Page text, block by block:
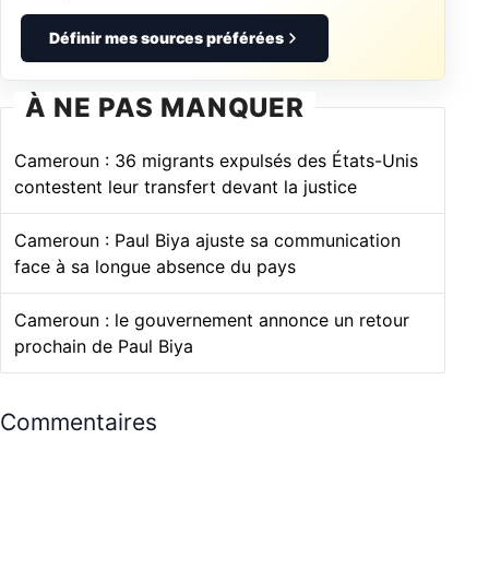
Définir mes sources préférées
À NE PAS MANQUER
Cameroun : 36 migrants expulsés des États-Unis
contestent leur transfert devant la justice
Cameroun : Paul Biya ajuste sa communication
face à sa longue absence du pays
Cameroun : le gouvernement annonce un retour
prochain de Paul Biya
Commentaires